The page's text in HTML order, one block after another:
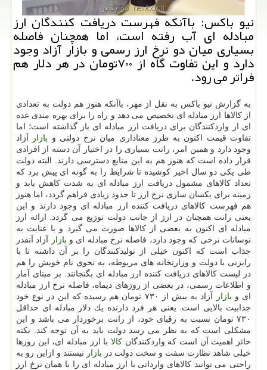
نیو باكس: باآنكه فهرست دریافت كنندگان ارز
مبادله ای آب رفته است، اما همچنان فاصله
بسیاری میان دو نرخ ارز رسمی و بازار آزاد وجود
دارد و این تفاوت گاه از ۷۰۰تومان در هر دلار هم
فراتر می رود.
به گزارش نیو باكس به نقل از مهر، باآنكه هنوز هم دولت به تعدادی
از كالاها ارز مبادله ای تخصیص می دهد و راه را برای بهره مندی عده
ای از واردكنندگان برای دریافت ارز مبادله ای باز گذاشته است؛ اما
تفاوت قیمت اكنون به طرز معناداری میان نرخ دولتی و بازار
آزاد
وجود دارد و همین امر، رانت بسیاری را در اختیار آن دسته از افرادی
قرار داده است كه هنوز هم به این منابع دسترسی دارند. البته دولت
طی یكی دو سال اخیر كوشیده تا شرایط را به گونه ای پیش برد كه
تعداد كالاهای مشمول دریافت ارز مبادله ای به شدت كاهش یابد و
زمینه برای یكسان سازی نرخ ارز تا حدود زیادی فراهم گردد، اما هنوز
هم فهرست كالاهای دریافت كننده ارز مبادله ای وجود دارند و این
یعنی رانت همچنان در ارز از جانب دولت توزیع می گردد. ارائه ارز
مبادله ای اكنون به بعضی از كالاها صورت می گیرد و با عنایت به
نوسانات نرخی كه وجود دارد، فاصله نرخ مبادله ای و بازار
آزاد آنقدر
جذاب است كه اكنون خیلی از تولیدكنندگان را بر آن داشته تا با
رایزنی با دولت و وزارتخانه های مربوطه، به نحوی نام خویش را هم
در لیست كالاهای دریافت كننده ارز مبادله ای بگنجانند. بر مبنای آمار
و اطلاعات رسمی، در بعضی از روزهای دیماه، فاصله نرخ ارز مبادله
ای و بازار
آزاد به بیش از ۷۳۰ تومان هم رسیده كه این در نوع خود
جذابیت بالایی است. یعنی هر فرد دارنده یك دلار مبادله ای حداقل
۷۳۰ تومان نسبت به رقبای خود، از رانت برخوردار می باشد و این
مشكلی است كه به نظر می رسد دولت باید به آن توجه كند. نكته
حائز اهمیت آن است كه واردكنندگان كالا با ارز مبادله ای، این روزها
خیلی شاهد نظارت سفت و سخت دولت در بازار نیستند و ازاین رو به
راحتی می توانند كالاهای وارداتی با ارز مبادله ای را با همان نرخ ارز